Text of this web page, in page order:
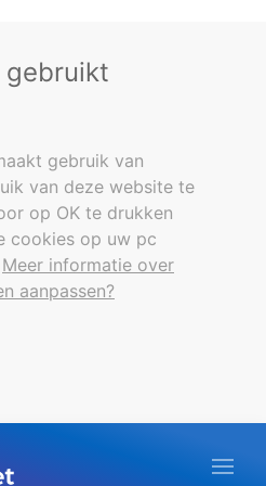
gebruikt
gebruik van
van deze website te
op OK te drukken
cookies op uw pc
Meer informatie over
aanpassen?